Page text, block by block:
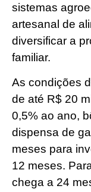
sistemas
artesanal de
diversificar a
familiar.
As condições
de até R$ 20
0,5% ao ano,
dispensa de
meses para
12 meses.
chega a 24